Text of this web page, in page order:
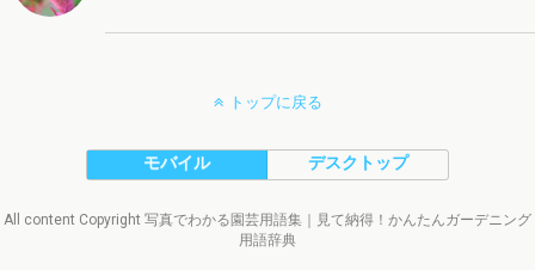
トップに戻る
モバイル デスクトップ
All content Copyright 写真でわかる園芸用語集｜見て納得！かんたんガーデニング
用語辞典